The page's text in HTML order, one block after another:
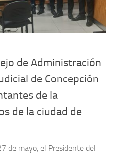
de Administración
de Concepción
de la
de la ciudad de
de mayo, el Presidente del